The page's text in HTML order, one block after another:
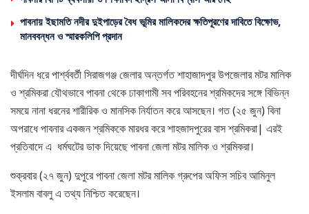
পাবনায় ইছামতি নদীর দুইপাড়ের বৈধ ভূমির মালিকদের ক্ষতিপূরণের দাবিতে বিক্ষোভ,
মানববন্ধন ও স্মারকলিপি প্রদান
দীর্ঘদিন ধরে পার্শ্ববর্তী সিরাজগঞ্জ জেলার অন্তর্গত শাহাজাদপুর উপজেলার মটর মালিক
ও শ্রমিকরা যৌথভাবে পাবনা থেকে ঢাকাগামী সব পরিবহনের শ্রমিকদের সঙ্গে বিভিন্ন
সময়ে নানা ধরনের শারীরিক ও মানসিক নির্যাতন করে আসছেন। গত (২৫ জুন) বিনা
অপরাধে পাবনার একজন শ্রমিককে মারধর করে শাহজাদপুরের বাস শ্রমিকরা| এরই
প্রতিবাদে এ ধর্মঘটের ডাক দিয়েছে পাবনা জেলা মটর মালিক ও শ্রমিকরা।
শুক্রবার (২৭ জুন) দুপুরে পাবনা জেলা মটর মালিক গ্রুপের অফিস সচিব আমিনুল
ইসলাম বাবলু এ তথ্য নিশ্চিত করেছেন।